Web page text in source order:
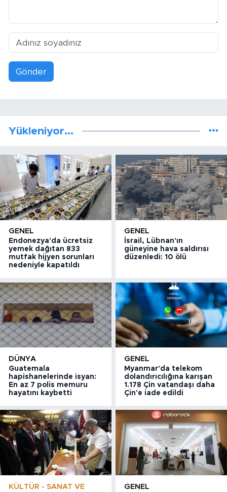
Gönder
Yükleniyor...
GENEL
Endonezya'da ücretsiz
yemek dağıtan 833
mutfak hijyen sorunları
nedeniyle kapatıldı
GENEL
İsrail, Lübnan'ın
güneyine hava saldırısı
düzenledi: 10 ölü
DÜNYA
Guatemala
hapishanelerinde isyan:
En az 7 polis memuru
hayatını kaybetti
GENEL
Myanmar'da telekom
dolandırıcılığına karışan
1.178 Çin vatandaşı daha
Çin'e iade edildi
KÜLTÜR - SANAT VE
GENEL